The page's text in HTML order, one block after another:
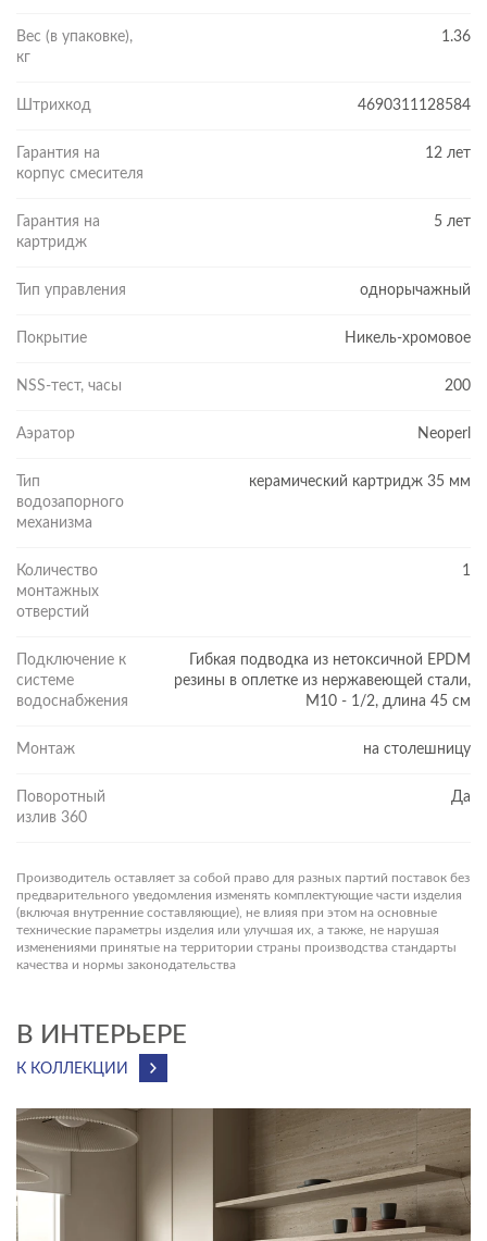
стабильно ровный поток воды даже при плохом напоре.
Насадка позволяет экономить до 50% воды по сравнению с
КОМФОРТНЫЙ МОНТАЖ
подключения 1/2 дюйма, что избавляет от трудностей при
МНОГОЛЕТНЯЯ ГАРАНТИЯ
В Cersanit тщательно следят за качеством продукции: проверку
компании подтверждают функциональность рабочих
Cersanit соответствует ГОСТ 19681- 2016. На латунный корпус
смесителя действует гарантия 12 лет, на картридж — 5 лет.
12 лет гарантии на корпус, 5 лет — на картридж
Крепкий и прочный корпус из нержавеющей стали
Качество покрытия подтверждено тестами
тыс. циклов
Гибкий излив из термостойкого безопасного силикона
4 трендовых цвета
Вес (в упаковке),
кг
1.36
Штрихкод 4690311128584
Гарантия на
корпус смесителя
12 лет
Гарантия на
картридж
5 лет
Тип управления однорычажный
Покрытие Никель-хромовое
NSS-тест, часы 200
Аэратор Neoperl
Тип
водозапорного
механизма
керамический картридж 35 мм
Количество
монтажных
отверстий
1
Подключение к
системе
водоснабжения
Гибкая подводка из нетоксичной EPDM
резины в оплетке из нержавеющей стали,
М10 - 1/2, длина 45 см
Монтаж на столешницу
Поворотный
излив 360
Да
Производитель оставляет за собой право для разных партий поставок без
предварительного уведомления изменять комплектующие части изделия
(включая внутренние составляющие), не влияя при этом на основные
технические параметры изделия или улучшая их, а также, не нарушая
изменениями принятые на территории страны производства стандарты
качества и нормы законодательства
В ИНТЕРЬЕРЕ
К КОЛЛЕКЦИИ